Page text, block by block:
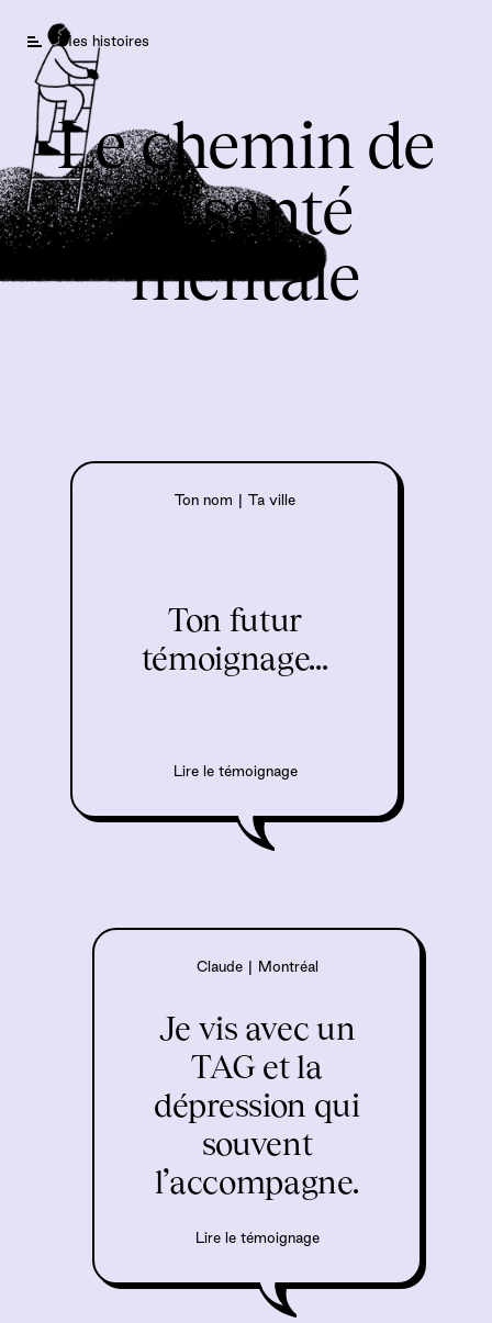
Le chemin de
la santé
mentale
Ton nom Ta ville
Ton futur
témoignage...
Lire le témoignage
Claude Montréal
Je vis avec un
TAG et la
dépression qui
souvent
l’accompagne.
Lire le témoignage
Mes histoires